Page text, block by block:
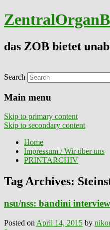
das ZOB bietet
Search
Main menu
Skip to primary content
Skip to secondary content
Home
Impressum / Wir über uns
PRINTARCHIV
Tag Archives:
nsu/nss: bandini
Posted on April 14, 2015 by